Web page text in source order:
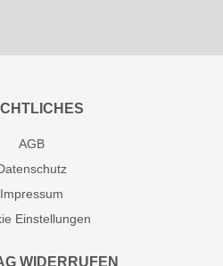
AGB
Impressum
Einstellungen
WIDERRUFEN